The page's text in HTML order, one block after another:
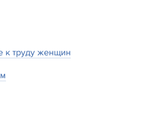
к труду женщин